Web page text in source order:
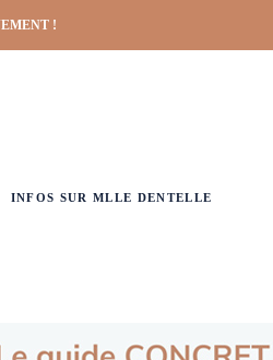
!
INFOS SUR MLLE DENTELLE